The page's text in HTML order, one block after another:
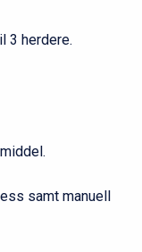
3 herdere.
samt manuell